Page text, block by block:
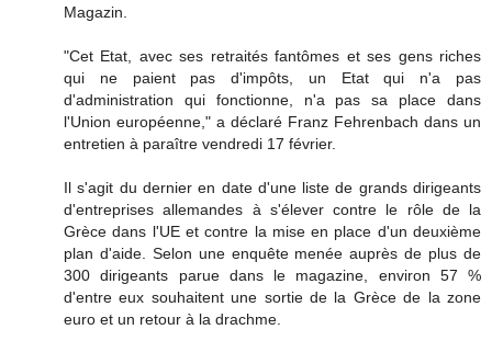
Magazin.
"Cet Etat, avec ses retraités fantômes et ses gens riches
qui ne paient pas d'impôts, un Etat qui n'a pas
d'administration qui fonctionne, n'a pas sa place dans
l'Union européenne," a déclaré Franz Fehrenbach dans un
entretien à paraître vendredi 17 février.
Il s'agit du dernier en date d'une liste de grands dirigeants
d'entreprises allemandes à s'élever contre le rôle de la
Grèce dans l'UE et contre la mise en place d'un deuxième
plan d'aide. Selon une enquête menée auprès de plus de
300 dirigeants parue dans le magazine, environ 57 %
d'entre eux souhaitent une sortie de la Grèce de la zone
euro et un retour à la drachme.